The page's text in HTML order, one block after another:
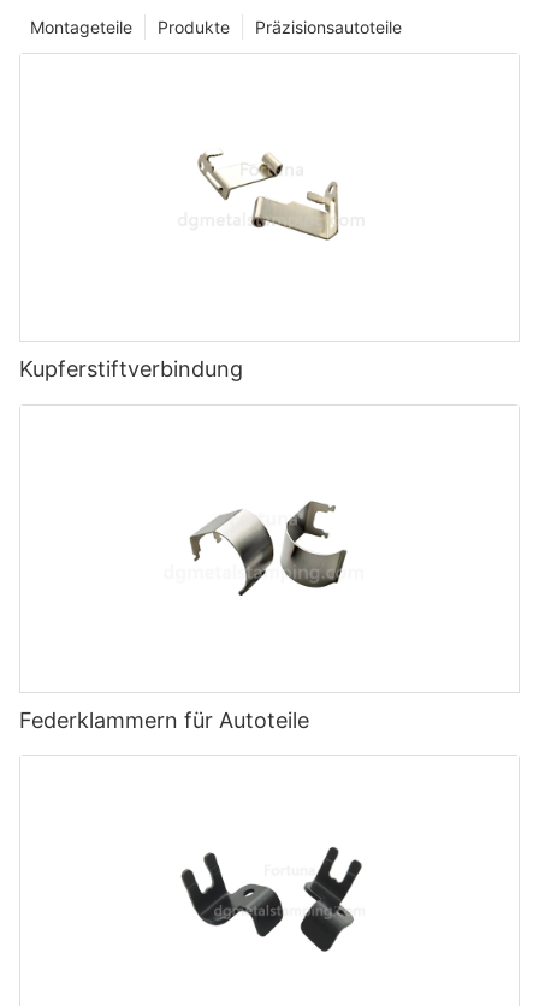
Präzisionsautoteile
Produkte
Montageteile
Kupferstiftverbindung
Federklammern für Autoteile